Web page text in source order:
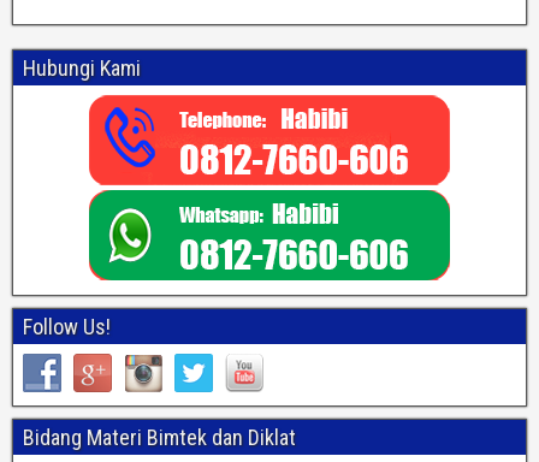
Hubungi Kami
Follow Us!
Bidang Materi Bimtek dan Diklat